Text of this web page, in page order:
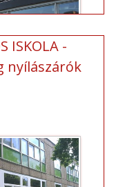
ISKOLA -
nyílászárók